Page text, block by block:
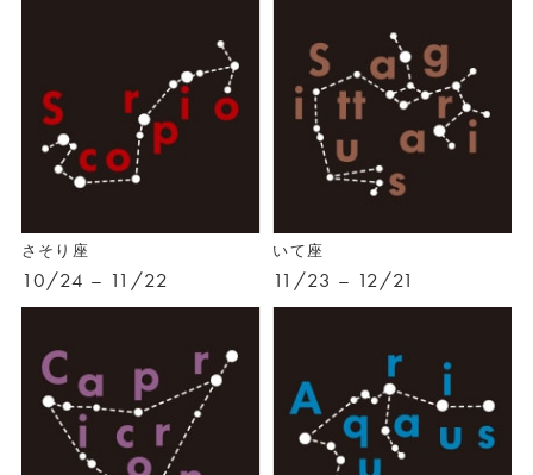
さそり座
10/24 – 11/22
いて座
11/23 – 12/21